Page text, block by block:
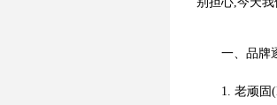
一、品牌
1. 老顽固